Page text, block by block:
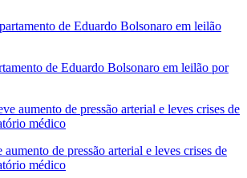
de Eduardo Bolsonaro em leilão por
de pressão arterial e leves crises de
médico